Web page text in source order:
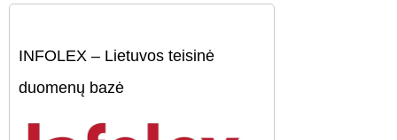
INFOLEX – Lietuvos teisinė
duomenų bazė